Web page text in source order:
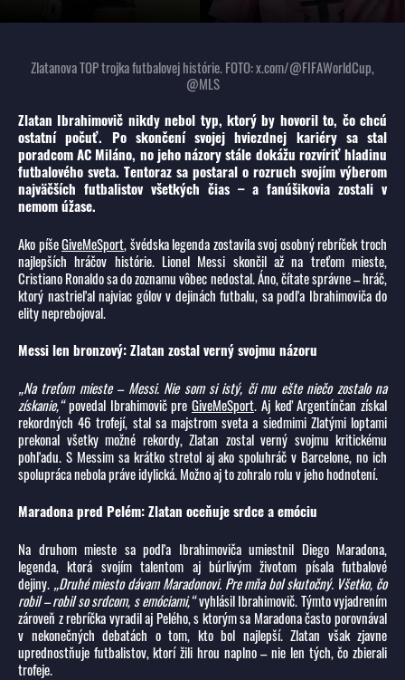
Zlatanova TOP trojka futbalovej histórie. FOTO: x.com/@FIFAWorldCup,
@MLS
Zlatan Ibrahimovič nikdy nebol typ, ktorý by hovoril to, čo chcú
ostatní počuť. Po skončení svojej hviezdnej kariéry sa stal
poradcom AC Miláno, no jeho názory stále dokážu rozvíriť hladinu
futbalového sveta. Tentoraz sa postaral o rozruch svojím výberom
najväčších futbalistov všetkých čias – a fanúšikovia zostali v
nemom úžase.
Ako píšeGiveMeSport, švédska legenda zostavila svoj osobný rebríček troch
najlepších hráčov histórie. Lionel Messi skončil až na treťom mieste,
Cristiano Ronaldo sa do zoznamu vôbec nedostal. Áno, čítate správne – hráč,
ktorý nastrieľal najviac gólov v dejinách futbalu, sa podľa Ibrahimoviča do
elity neprebojoval.
Messi len bronzový: Zlatan zostal verný svojmu názoru
„Na treťom mieste – Messi. Nie som si istý, či mu ešte niečo zostalo na
získanie,“povedal Ibrahimovič pre GiveMeSport. Aj keď Argentínčan získal
rekordných 46 trofejí, stal sa majstrom sveta a siedmimi Zlatými loptami
prekonal všetky možné rekordy, Zlatan zostal verný svojmu kritickému
pohľadu. S Messim sa krátko stretol aj ako spoluhráč v Barcelone, no ich
spolupráca nebola práve idylická. Možno aj to zohralo rolu v jeho hodnotení.
Maradona pred Pelém: Zlatan oceňuje srdce a emóciu
Na druhom mieste sa podľa Ibrahimoviča umiestnil Diego Maradona,
legenda, ktorá svojím talentom aj búrlivým životom písala futbalové
dejiny. „Druhé miesto dávam Maradonovi. Pre mňa bol skutočný. Všetko, čo
robil – robil so srdcom, s emóciami,“vyhlásil Ibrahimovič. Týmto vyjadrením
zároveň z rebríčka vyradil aj Pelého, s ktorým sa Maradona často porovnával
v nekonečných debatách o tom, kto bol najlepší. Zlatan však zjavne
uprednostňuje futbalistov, ktorí žili hrou naplno – nie len tých, čo zbierali
trofeje.